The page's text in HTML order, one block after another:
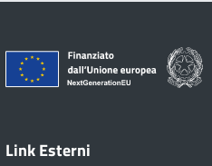
Link Esterni